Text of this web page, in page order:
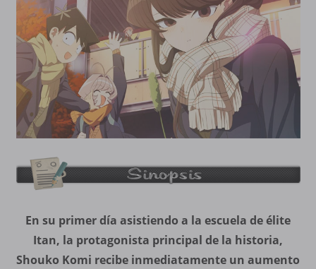
En su primer día asistiendo a la escuela de élite
Itan, la protagonista principal de la historia,
Shouko Komi recibe inmediatamente un aumento